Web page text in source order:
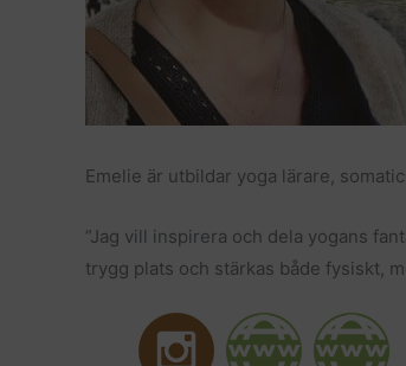
Emelie är utbildar yoga lärare,
”Jag vill inspirera och dela yogans
trygg plats och stärkas både fysiskt,